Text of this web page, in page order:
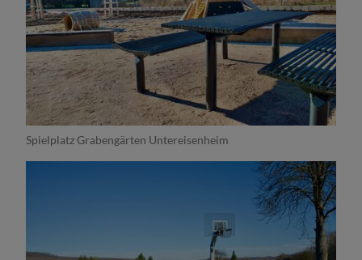
Spielplatz Grabengärten Untereisenheim